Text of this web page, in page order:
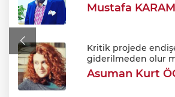
Yolcu otobüsünün
Mustafa
Kritik projede
giderilmeden olur
Asuman Kurt